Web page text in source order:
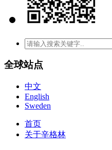
全球站点
中文
English
Sweden
首页
关于辛格林